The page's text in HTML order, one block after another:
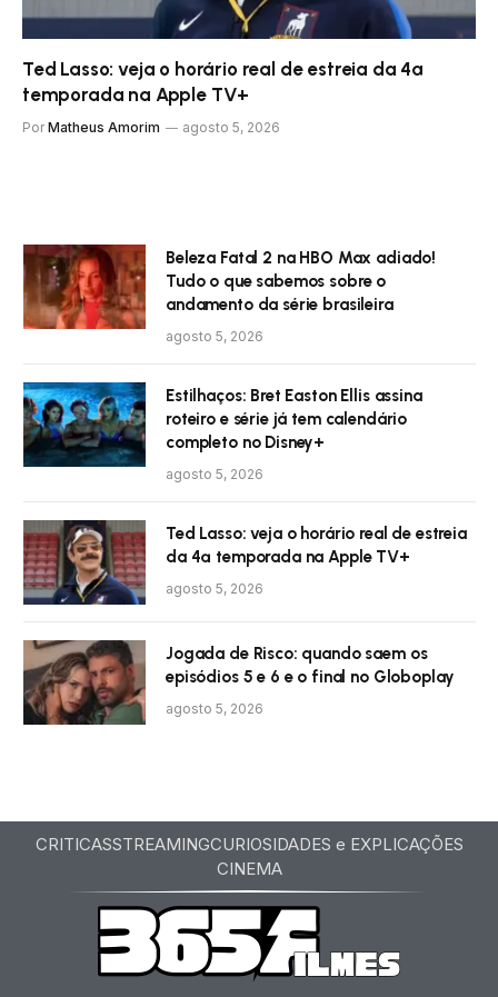
Ted Lasso: veja o horário real de estreia da 4ª
temporada na Apple TV+
Por Matheus Amorim agosto 5, 2026
Beleza Fatal 2 na HBO Max adiado!
Tudo o que sabemos sobre o
andamento da série brasileira
agosto 5, 2026
Estilhaços: Bret Easton Ellis assina
roteiro e série já tem calendário
completo no Disney+
agosto 5, 2026
Ted Lasso: veja o horário real de estreia
da 4ª temporada na Apple TV+
agosto 5, 2026
Jogada de Risco: quando saem os
episódios 5 e 6 e o final no Globoplay
agosto 5, 2026
CRITICASSTREAMINGCURIOSIDADES e EXPLICAÇÕES
CINEMA